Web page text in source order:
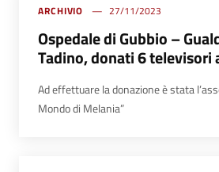
ARCHIVIO 27/11/2023
Ospedale di Gubbio –
Tadino, donati 6 televisori
Ad effettuare la donazione è stata
Mondo di Melania”